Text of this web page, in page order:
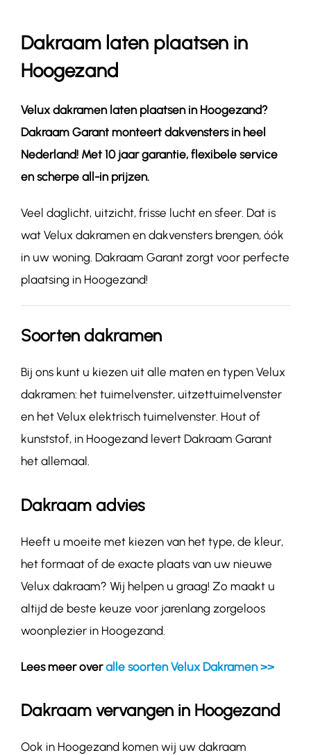
Contact
Dakraam laten plaatsen in
Hoogezand
Velux dakramen laten plaatsen in Hoogezand?
Dakraam Garant monteert dakvensters in heel
Nederland! Met 10 jaar garantie, flexibele service
en scherpe all-in prijzen.
Veel daglicht, uitzicht, frisse lucht en sfeer. Dat is
wat Velux dakramen en dakvensters brengen, óók
in uw woning. Dakraam Garant zorgt voor perfecte
plaatsing in Hoogezand!
Soorten dakramen
Bij ons kunt u kiezen uit alle maten en typen Velux
dakramen: het tuimelvenster, uitzettuimelvenster
en het Velux elektrisch tuimelvenster. Hout of
kunststof, in Hoogezand levert Dakraam Garant
het allemaal.
Dakraam advies
Heeft u moeite met kiezen van het type, de kleur,
het formaat of de exacte plaats van uw nieuwe
Velux dakraam? Wij helpen u graag! Zo maakt u
altijd de beste keuze voor jarenlang zorgeloos
woonplezier in Hoogezand.
Lees meer overalle soorten Velux Dakramen >>
Dakraam vervangen in Hoogezand
Ook in Hoogezand komen wij uw dakraam